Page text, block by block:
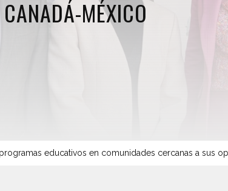
MÉXICO
educativos en comunidades cercanas a sus